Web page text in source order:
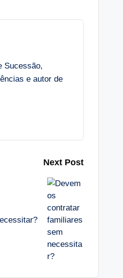
Sucessão,
e autor de
Next Post